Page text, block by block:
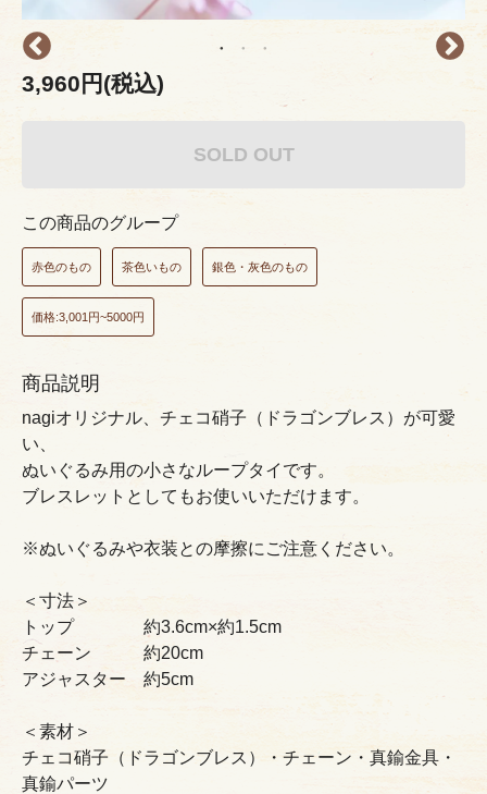
3,960円(税込)
SOLD OUT
この商品のグループ
赤色のもの 茶色いもの 銀色・灰色のもの
価格:3,001円~5000円
商品説明
nagiオリジナル、チェコ硝子（ドラゴンブレス）が可愛
い、
ぬいぐるみ用の小さなループタイです。
ブレスレットとしてもお使いいただけます。
※ぬいぐるみや衣装との摩擦にご注意ください。
＜寸法＞
トップ 約3.6cm×約1.5cm
チェーン 約20cm
アジャスター 約5cm
＜素材＞
チェコ硝子（ドラゴンブレス）・チェーン・真鍮金具・
真鍮パーツ